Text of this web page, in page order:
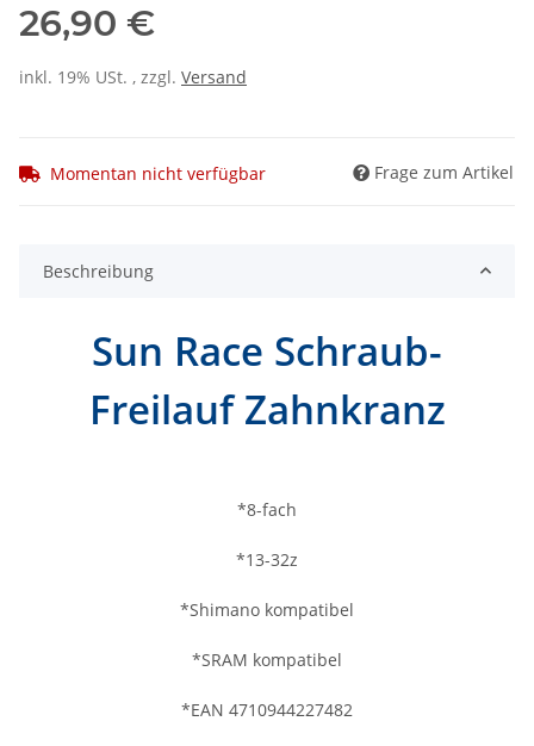
26,90 €
inkl. 19% USt. , zzgl. Versand
Momentan nicht verfügbar Frage zum Artikel
Beschreibung
Sun Race Schraub-
Freilauf Zahnkranz
*8-fach
*13-32z
*Shimano kompatibel
*SRAM kompatibel
*EAN 4710944227482